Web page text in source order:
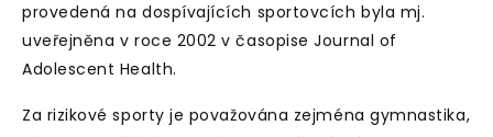
provedená na dospívajících sportovcích byla mj.
uveřejněna v roce 2002 v časopise Journal of
Adolescent Health.
Za rizikové sporty je považována zejména gymnastika,